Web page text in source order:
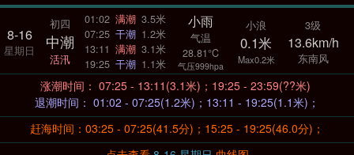
8-16
星期日
初四
中潮
活汛
01:02 满潮 3.5米
07:25 干潮 1.2米
13:11 满潮 3.1米
19:25 干潮 1.1米
小雨
气温
28.81°C
气压999hpa
小浪
0.1米
Max0.2米
3级
13.6km/h
东南风
涨潮时间： 07:25 - 13:11(3.1米)；19:25 - 23:59(??米)
退潮时间： 01:02 - 07:25(1.2米)；13:11 - 19:25(1.1米)；
赶海时间：03:25 - 07:25(41.5分)；15:25 - 19:25(46.0分)；